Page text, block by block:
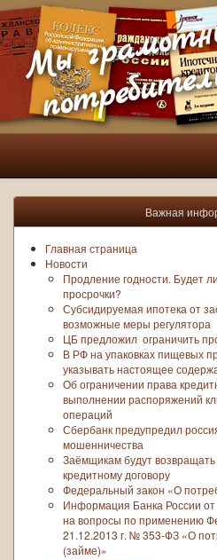
Мы
Важная
Главная страница
Новости
Продление годности. Будет
просрочки?
Субсидируемая ипотека от
возможные меры регулятора
ЦБ предложил ограничить
В РФ на упаковках пищевых
указывать настоящее
Об ограничении права
выполнении распоряжений
операций
Сбербанк предупредил
мошенничества
Заёмщикам будут
кредитному договору
Федеральный закон «О
Информация Банка России от
на вопросы по применению
21.12.2013 г. № 353-ФЗ «О
(займе)»